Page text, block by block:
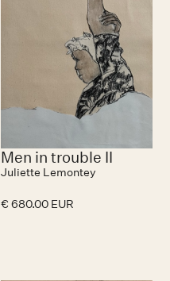
Men in trouble II
Juliette Lemontey
€ 680.00 EUR